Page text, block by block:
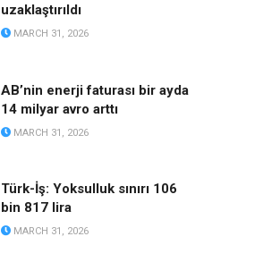
uzaklaştırıldı
MARCH 31, 2026
AB’nin enerji faturası bir ayda
14 milyar avro arttı
MARCH 31, 2026
Türk-İş: Yoksulluk sınırı 106
bin 817 lira
MARCH 31, 2026